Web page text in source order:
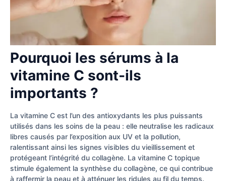
Pourquoi les sérums à la
vitamine C sont-ils
importants ?
La vitamine C est l’un des antioxydants les plus puissants
utilisés dans les soins de la peau : elle neutralise les radicaux
libres causés par l’exposition aux UV et la pollution,
ralentissant ainsi les signes visibles du vieillissement et
protégeant l’intégrité du collagène. La vitamine C topique
stimule également la synthèse du collagène, ce qui contribue
à raffermir la peau et à atténuer les ridules au fil du temps.